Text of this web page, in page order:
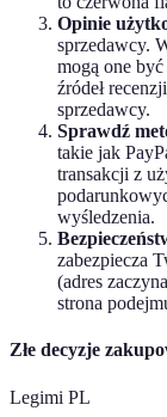
Opinie
sprzedawcy.
mogą one
źródeł
sprzedawcy.
Sprawdź
takie jak
transakcji z
wyśledzenia.
zabezpiecza
(adres
strona
Złe decyzje
Legimi PL